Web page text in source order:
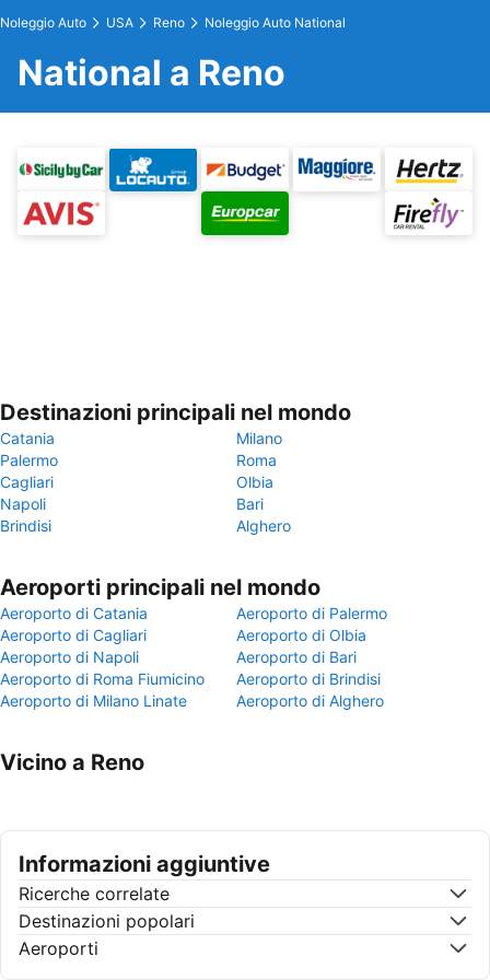
Noleggio Auto USA Reno Noleggio Auto National
National a Reno
Destinazioni principali nel mondo
Catania
Milano
Palermo
Roma
Cagliari
Olbia
Napoli
Bari
Brindisi
Alghero
Aeroporti principali nel mondo
Aeroporto di Catania
Aeroporto di Palermo
Aeroporto di Cagliari
Aeroporto di Olbia
Aeroporto di Napoli
Aeroporto di Bari
Aeroporto di Roma Fiumicino
Aeroporto di Brindisi
Aeroporto di Milano Linate
Aeroporto di Alghero
Vicino a Reno
Informazioni aggiuntive
Ricerche correlate
Destinazioni popolari
Aeroporti